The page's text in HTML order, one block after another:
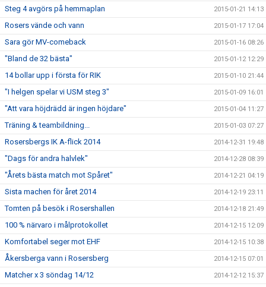
Steg 4 avgörs på hemmaplan 2015-01-21 14:13
Rosers vände och vann 2015-01-17 17:04
Sara gör MV-comeback 2015-01-16 08:26
"Bland de 32 bästa" 2015-01-12 12:29
14 bollar upp i första för RIK 2015-01-10 21:44
"I helgen spelar vi USM steg 3" 2015-01-09 16:01
"Att vara höjdrädd är ingen höjdare" 2015-01-04 11:27
Träning & teambildning... 2015-01-03 07:27
Rosersbergs IK A-flick 2014 2014-12-31 19:48
"Dags för andra halvlek" 2014-12-28 08:39
"Årets bästa match mot Spåret" 2014-12-21 04:19
Sista machen för året 2014 2014-12-19 23:11
Tomten på besök i Rosershallen 2014-12-18 21:49
100 % närvaro i målprotokollet 2014-12-15 12:09
Komfortabel seger mot EHF 2014-12-15 10:38
Åkersberga vann i Rosersberg 2014-12-15 07:01
Matcher x 3 söndag 14/12 2014-12-12 15:37